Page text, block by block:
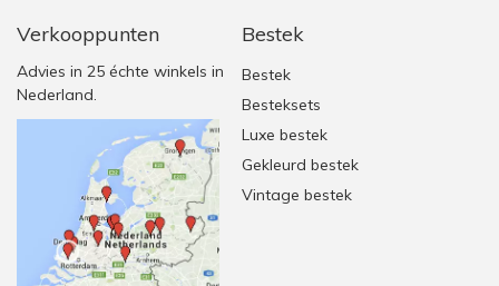
Verkooppunten
Advies in 25 échte winkels in
Nederland.
Bestek
Bestek
Besteksets
Luxe bestek
Gekleurd bestek
Vintage bestek